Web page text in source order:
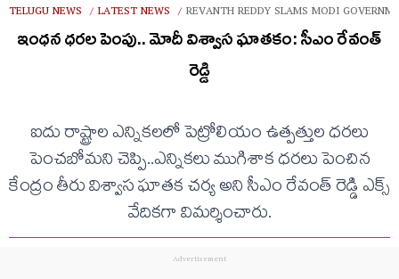
TELUGU NEWS / LATEST NEWS / REVANTH REDDY SLAMS MODI
ఇంధన ధరల పెంపు.. మోదీ విశ్వాస ఘాతకం: సీఎం రేవంత్
రెడ్డి
ఐదు రాష్ట్రాల ఎన్నికలలో పెట్రోలియం ఉత్పత్తుల ధరలు
పెంచబోమని చెప్పి..ఎన్నికలు ముగిశాక ధరలు పెంచిన
కేంద్రం తీరు విశ్వాస ఘాతక చర్య అని సీఎం రేవంత్ రెడ్డి ఎక్స్
వేదికగా విమర్శించారు.